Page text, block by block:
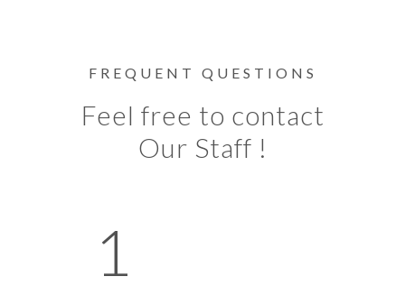
FREQUENT QUESTIONS
Feel free to contact
Our Staff !
1